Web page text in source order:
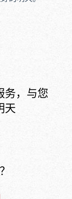
， 与您
天